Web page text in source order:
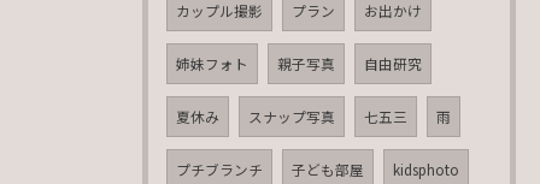
カップル撮影 プラン お出かけ
姉妹フォト 親子写真 自由研究
夏休み スナップ写真 七五三 雨
プチブランチ 子ども部屋 kidsphoto